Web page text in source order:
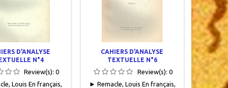
D'ANALYSE
N°4
Review(s):0
Louis En français,
CAHIERS D'ANALYSE
TEXTUELLE N°6
Review(s): 0
► Remacle, Louis En français,